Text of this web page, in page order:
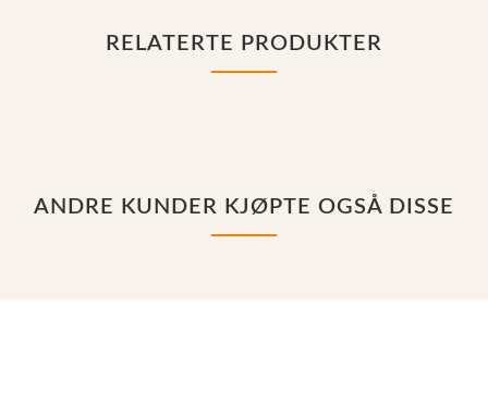
RELATERTE PRODUKTER
ANDRE KUNDER KJØPTE OGSÅ DISSE